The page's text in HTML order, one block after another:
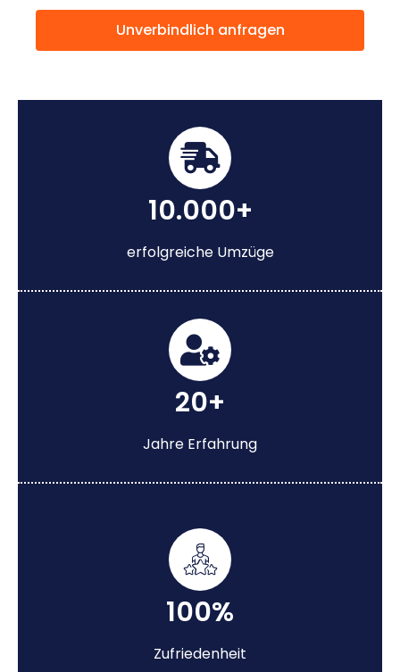
Unverbindlich anfragen
10.000+
erfolgreiche Umzüge
20+
Jahre Erfahrung
100%
Zufriedenheit